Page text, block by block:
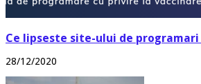
Ce lipseste site-ului de
28/12/2020